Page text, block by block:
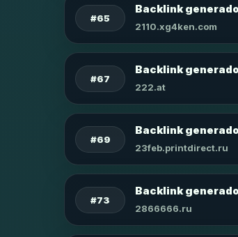
#65
Backlink
2110.xg4ken.com
#67
Backlink
222.at
#69
Backlink
23feb.printdirect.ru
#73
Backlink
2866666.ru